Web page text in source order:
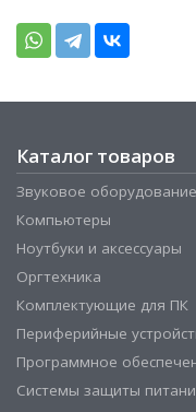
Каталог товаров
Звуковое оборудование
Компьютеры
Ноутбуки и аксессуары
Оргтехника
Комплектующие для ПК
Периферийные
Программное
Системы защиты